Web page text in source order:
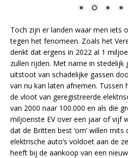
Toch zijn er landen waar men iets
tegen het fenomeen. Zoals het
denkt dat ergens in 2022 al 1
zullen rijden. Met name in stedelijk
uitstoot van schadelijke gassen
van nu kan laten afnemen. Tussen
de vloot van geregistreerde
van 2000 naar 100.000 en als die
miljoenste EV over een jaar of vijf
dat de Britten best ‘om’ willen mits
elektrische auto’s voldoet aan de
heeft bij de aankoop van een